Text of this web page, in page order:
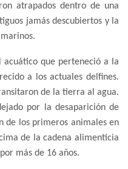
atrapados dentro de una
jamás descubiertos y la
que perteneció a la
a los actuales delfines.
de la tierra al agua.
por la desaparición de
de los primeros animales en
de la cadena alimenticia
más de 16 años.